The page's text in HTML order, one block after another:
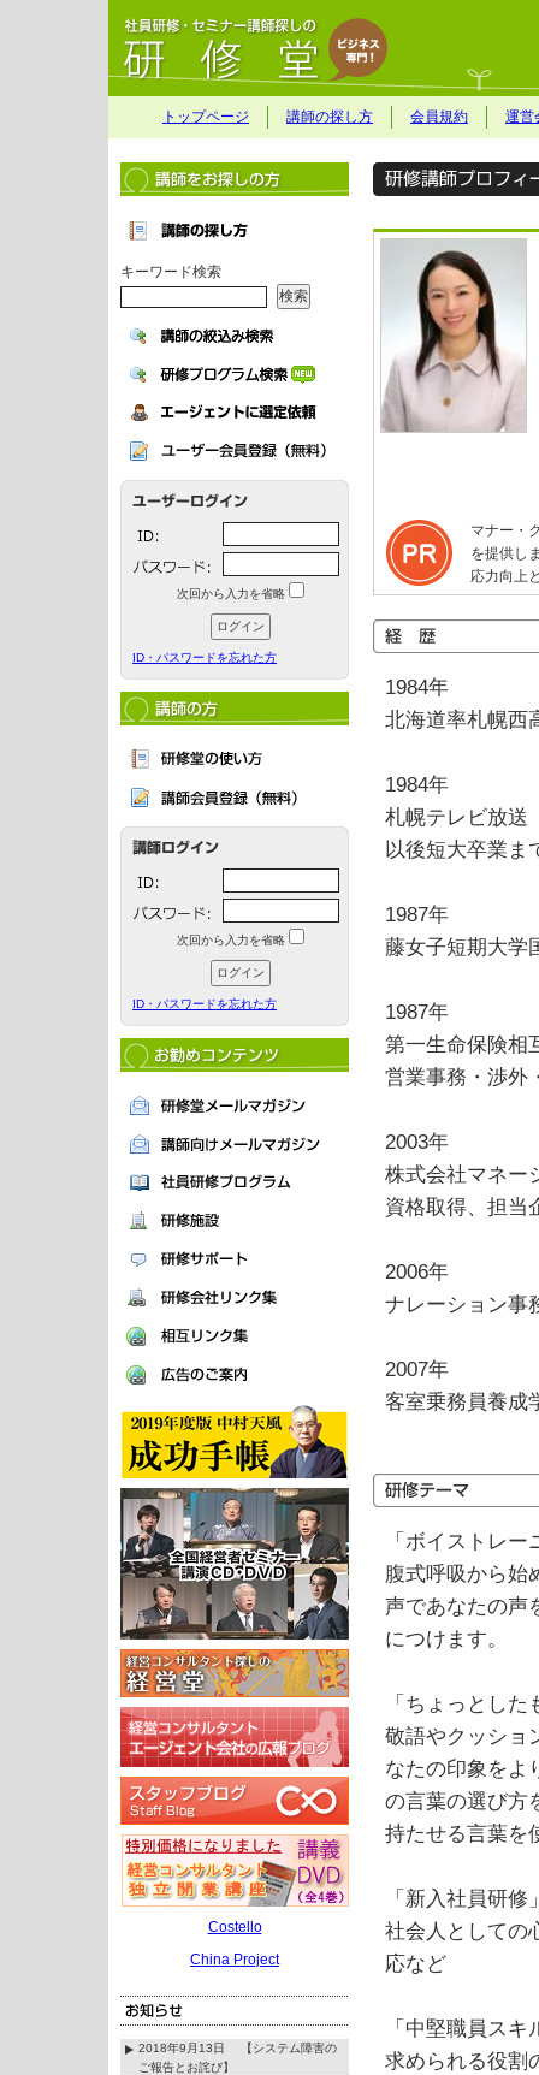
トップページ 講師の探し方 会員規約 運営
キーワード検索
次回から入力を省略
ID・パスワードを忘れた方
次回から入力を省略
ID・パスワードを忘れた方
Costello
China Project
2018年9月13日 【システム障害の
ご報告とお詫び】
マナー・
を提供し
応力向上
1984年
北海道率札幌西
1984年
札幌テレビ放送
以後短大卒業ま
1987年
藤女子短期大
1987年
第一生命保険相
営業事務・渉外
2003年
株式会社マネー
資格取得、担当
2006年
ナレーション事
2007年
客室乗務員養成
「ボイストレー
腹式呼吸から始
声であなたの声
につけます。
「ちょっとし
敬語やクッショ
なたの印象をよ
の言葉の選び方
持たせる言葉を
「新入社員研修
社会人としての
応など
「中堅職員ス
求められる役割